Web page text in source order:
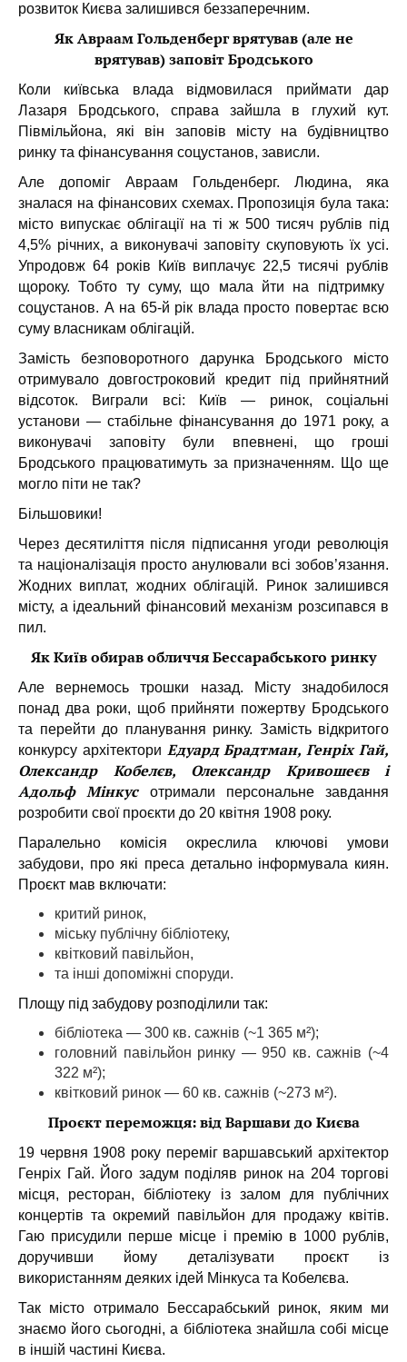
розвиток Києва залишився беззаперечним.
Як Авраам Гольденберг врятував (але не
врятував) заповіт Бродського
Коли київська влада відмовилася приймати дар
Лазаря Бродського, справа зайшла в глухий кут.
Півмільйона, які він заповів місту на будівництво
ринку та фінансування соцустанов, зависли.
Але допоміг Авраам Гольденберг. Людина, яка
зналася на фінансових схемах. Пропозиція була така:
місто випускає облігації на ті ж 500 тисяч рублів під
4,5% річних, а виконувачі заповіту скуповують їх усі.
Упродовж 64 років Київ виплачує 22,5 тисячі рублів
щороку. Тобто ту суму, що мала йти на підтримку
соцустанов. А на 65-й рік влада просто повертає всю
суму власникам облігацій.
Замість безповоротного дарунка Бродського місто
отримувало довгостроковий кредит під прийнятний
відсоток. Виграли всі: Київ — ринок, соціальні
установи — стабільне фінансування до 1971 року, а
виконувачі заповіту були впевнені, що гроші
Бродського працюватимуть за призначенням. Що ще
могло піти не так?
Більшовики!
Через десятиліття після підписання угоди революція
та націоналізація просто анулювали всі зобов’язання.
Жодних виплат, жодних облігацій. Ринок залишився
місту, а ідеальний фінансовий механізм розсипався в
пил.
Як Київ обирав обличчя Бессарабського ринку
Але вернемось трошки назад. Місту знадобилося
понад два роки, щоб прийняти пожертву Бродського
та перейти до планування ринку. Замість відкритого
конкурсу архітектори Едуард Брадтман, Генріх Гай,
Олександр Кобелєв, Олександр Кривошеєв і
Адольф Мінкус
отримали персональне завдання
розробити свої проєкти до 20 квітня 1908 року.
Паралельно комісія окреслила ключові умови
забудови, про які преса детально інформувала киян.
Проєкт мав включати:
критий ринок,
міську публічну бібліотеку,
квітковий павільйон,
та інші допоміжні споруди.
Площу під забудову розподілили так:
бібліотека — 300 кв. сажнів (~1 365 м²);
головний павільйон ринку — 950 кв. сажнів (~4
322 м²);
квітковий ринок — 60 кв. сажнів (~273 м²).
Проєкт переможця: від Варшави до Києва
19 червня 1908 року переміг варшавський архітектор
Генріх Гай. Його задум поділяв ринок на 204 торгові
місця, ресторан, бібліотеку із залом для публічних
концертів та окремий павільйон для продажу квітів.
Гаю присудили перше місце і премію в 1000 рублів,
доручивши йому деталізувати проєкт із
використанням деяких ідей Мінкуса та Кобелєва.
Так місто отримало Бессарабський ринок, яким ми
знаємо його сьогодні, а бібліотека знайшла собі місце
в іншій частині Києва.